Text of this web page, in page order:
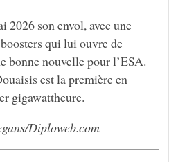
2026 son envol, avec une
qui lui ouvre de
bonne nouvelle pour l’ESA.
est la première en
gigawattheure.
Diploweb.com